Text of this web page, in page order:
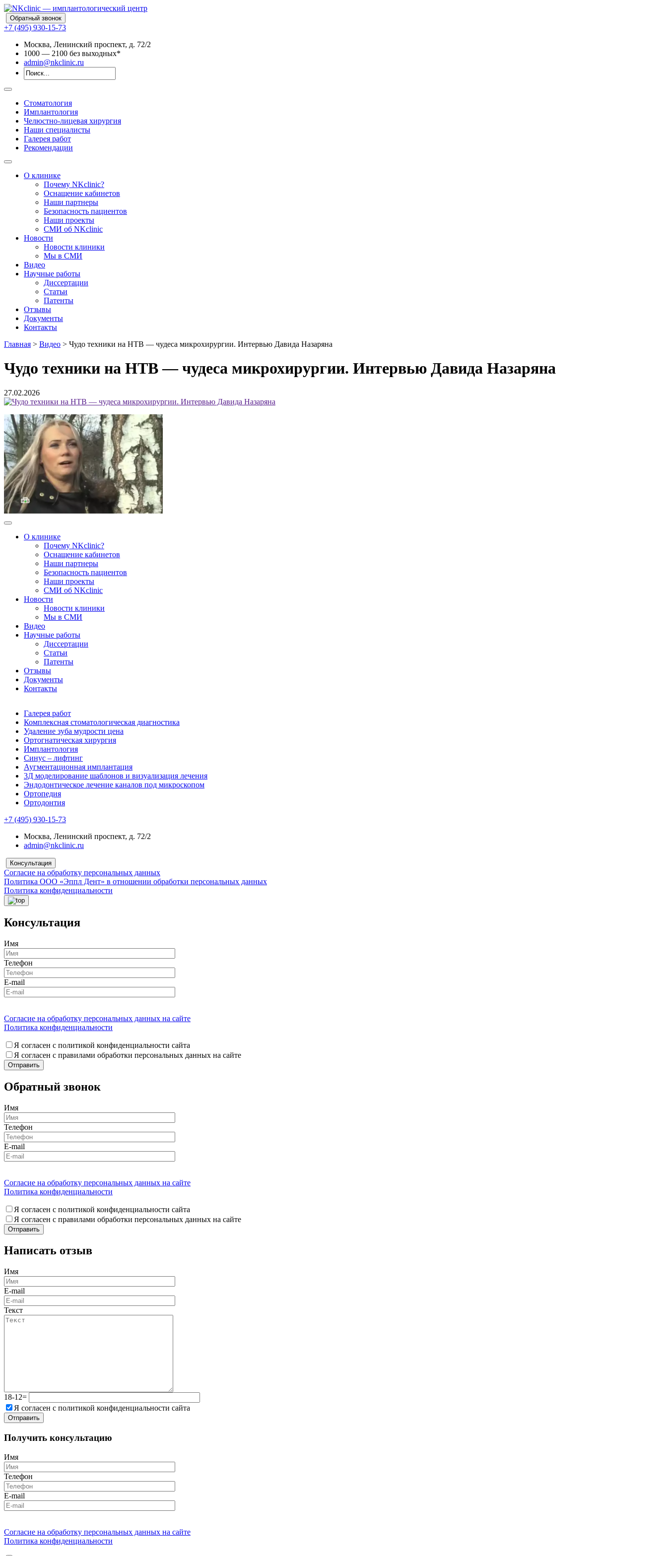
Обратный звонок
+7 (495) 930-15-73
Москва, Ленинский проспект, д. 72/2
1000 — 2100 без выходных*
admin@nkclinic.ru
Стоматология
Имплантология
Челюстно-лицевая хирургия
Наши специалисты
Галерея работ
Рекомендации
О клинике
Почему NKclinic?
Оснащение кабинетов
Наши партнеры
Безопасность пациентов
Наши проекты
СМИ об NKclinic
Новости
Новости клиники
Мы в СМИ
Видео
Научные работы
Диссертации
Статьи
Патенты
Отзывы
Документы
Контакты
Главная > Видео > Чудо техники на НТВ — чудеса микрохирургии. Интервью Давида Назаряна
Чудо техники на НТВ — чудеса микрохирургии. Интервью Давида Назаряна
27.02.2026
О клинике
Почему NKclinic?
Оснащение кабинетов
Наши партнеры
Безопасность пациентов
Наши проекты
СМИ об NKclinic
Новости
Новости клиники
Мы в СМИ
Видео
Научные работы
Диссертации
Статьи
Патенты
Отзывы
Документы
Контакты
Галерея работ
Комплексная стоматологическая диагностика
Удаление зуба мудрости цена
Ортогнатическая хирургия
Имплантология
Синус – лифтинг
Аугментационная имплантация
3Д моделирование шаблонов и визуализация лечения
Эндодонтическое лечение каналов под микроскопом
Ортопедия
Ортодонтия
+7 (495) 930-15-73
Москва, Ленинский проспект, д. 72/2
admin@nkclinic.ru
Консультация
Согласие на обработку персональных данных
Политика ООО «Эппл Дент» в отношении обработки персональных данных
Политика конфиденциальности
Консультация
Имя
Телефон
E-mail
Согласие на обработку персональных данных на сайте
Политика конфиденциальности
Я согласен с политикой конфиденциальности сайта
Я согласен с правилами обработки персональных данных на сайте
Обратный звонок
Имя
Телефон
E-mail
Согласие на обработку персональных данных на сайте
Политика конфиденциальности
Я согласен с политикой конфиденциальности сайта
Я согласен с правилами обработки персональных данных на сайте
Написать отзыв
Имя
E-mail
Текст
18-12=
Я согласен с политикой конфиденциальности сайта
Получить консультацию
Имя
Телефон
E-mail
Согласие на обработку персональных данных на сайте
Политика конфиденциальности